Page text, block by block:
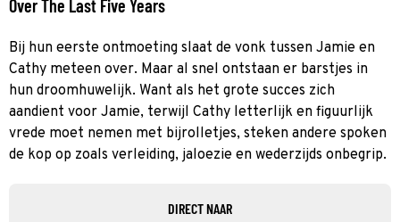
Over The Last Five Years
Bij hun eerste ontmoeting slaat de vonk tussen Jamie en
Cathy meteen over. Maar al snel ontstaan er barstjes in
hun droomhuwelijk. Want als het grote succes zich
aandient voor Jamie, terwijl Cathy letterlijk en figuurlijk
vrede moet nemen met bijrolletjes, steken andere spoken
de kop op zoals verleiding, jaloezie en wederzijds onbegrip.
DIRECT NAAR